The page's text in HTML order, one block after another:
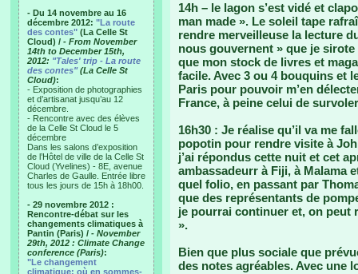
- Du 14 novembre au 16
décembre 2012: "La route
des contes" (La Celle St
Cloud) / - From November
14th to December 15th,
2012: "Tales' trip - La route
des contes"(La Celle St
Cloud):
- Exposition de photographies
et d’artisanat jusqu’au 12
décembre.
- Rencontre avec des élèves
de la Celle St Cloud le 5
décembre
Dans les salons d’exposition
de l’Hôtel de ville de la Celle St
Cloud (Yvelines) - 8E, avenue
Charles de Gaulle. Entrée libre
tous les jours de 15h à 18h00.
- 29 novembre 2012 :
Rencontre-débat sur les
changements climatiques à
Pantin (Paris) / - November
29th, 2012 : Climate Change
conference (Paris):
"Le changement
climatique: où en sommes-
14h – le lagon s’est vidé et
man made ». Le soleil tape
rendre merveilleuse la lecture
nous gouvernent » que je
que mon stock de livres et
facile. Avec 3 ou 4 bouquins et
Paris pour pouvoir m’en
France, à peine celui de
16h30 : Je réalise qu’il va me
popotin pour rendre visite à
j’ai répondus cette nuit et cet
ambassadeurr à Fiji, à Malama
quel folio, en passant par
que des représentants de
je pourrai continuer et, on peut
».
Bien que plus sociale que
des notes agréables. Avec une